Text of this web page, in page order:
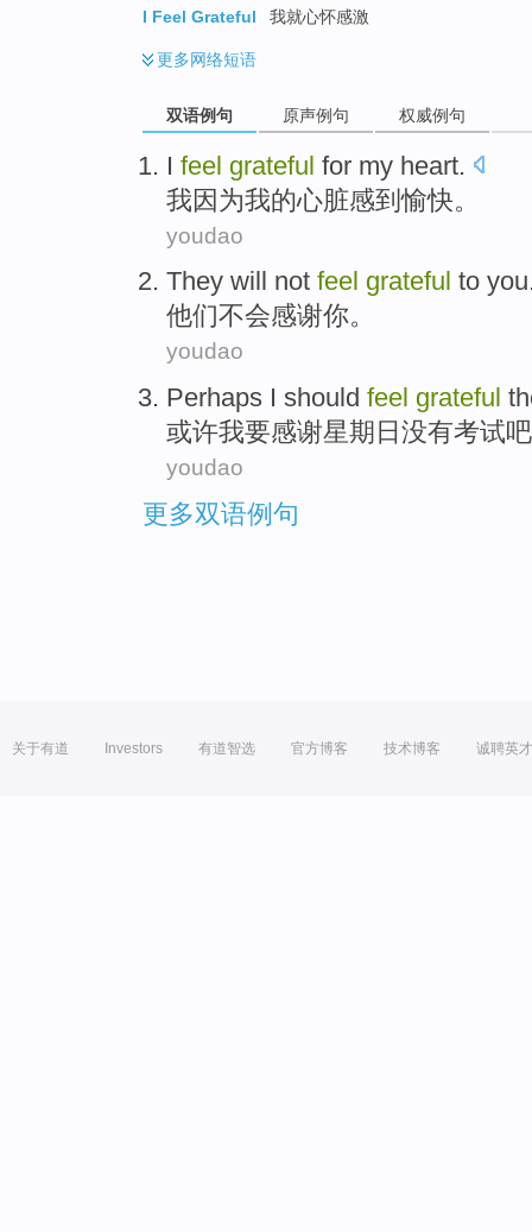
I Feel Grateful
我就心怀感激
更多网络短语
双语例句 原声例句 权威例句
I feel grateful for my heart.
我因为我的心脏感到愉快。
youdao
They will not feel grateful to you
他们不会感谢你。
youdao
Perhaps I should feel grateful
或许我要感谢星期日没有考试
youdao
更多双语例句
关于有道 Investors 有道智选 官方博客 技术博客 诚聘英才